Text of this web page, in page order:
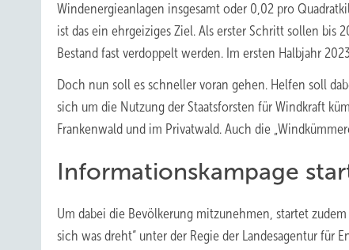
Windenergieanlagen insgesamt oder 0,02 pro
ist das ein ehrgeiziges Ziel. Als erster Schritt sollen
Bestand fast verdoppelt werden. Im ersten Halbjahr
Doch nun soll es schneller voran gehen. Helfen soll
sich um die Nutzung der Staatsforsten für Windkraft
Frankenwald und im Privatwald. Auch die
Informationskampage
Um dabei die Bevölkerung mitzunehmen, startet
sich was dreht“ unter der Regie der Landesagentur für